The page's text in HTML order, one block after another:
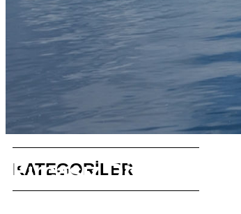
Fırçasız Dönen Motor
KATEGORİLER